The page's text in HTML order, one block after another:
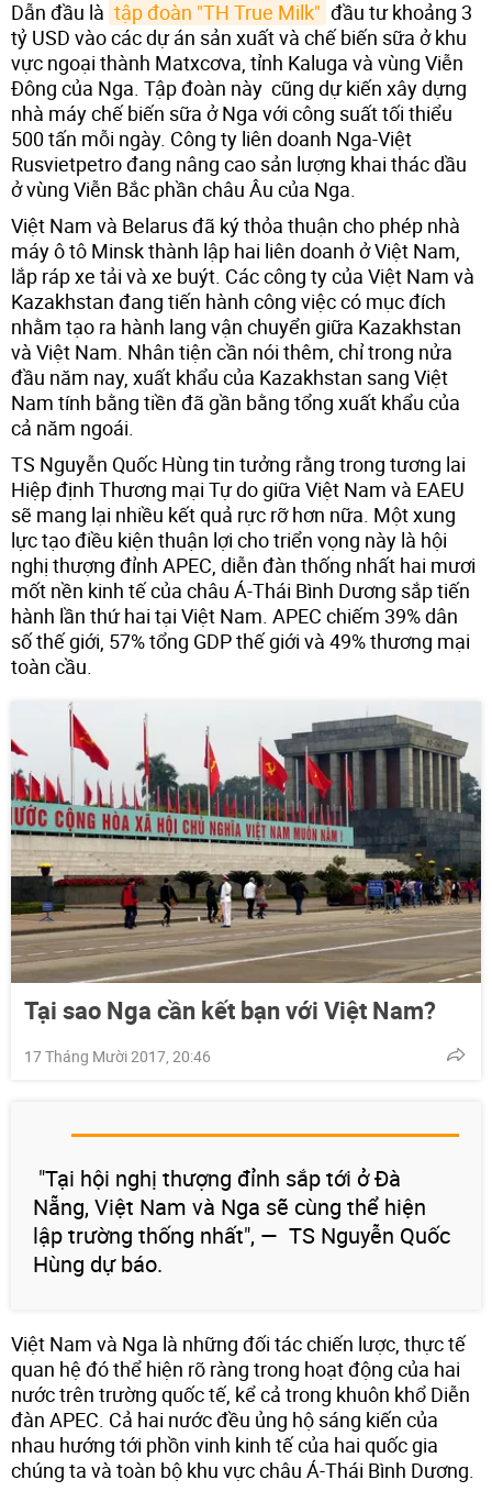
Dẫn đầu là tập đoàn "TH True Milk" đầu tư khoảng 3
tỷ USD vào các dự án sản xuất và chế biến sữa ở khu
vực ngoại thành Matxcơva, tỉnh Kaluga và vùng Viễn
Đông của Nga. Tập đoàn này cũng dự kiến xây dựng
nhà máy chế biến sữa ở Nga với công suất tối thiểu
500 tấn mỗi ngày. Công ty liên doanh Nga-Việt
Rusvietpetro đang nâng cao sản lượng khai thác dầu
ở vùng Viễn Bắc phần châu Âu của Nga.
Việt Nam và Belarus đã ký thỏa thuận cho phép nhà
máy ô tô Minsk thành lập hai liên doanh ở Việt Nam,
lắp ráp xe tải và xe buýt. Các công ty của Việt Nam và
Kazakhstan đang tiến hành công việc có mục đích
nhằm tạo ra hành lang vận chuyển giữa Kazakhstan
và Việt Nam. Nhân tiện cần nói thêm, chỉ trong nửa
đầu năm nay, xuất khẩu của Kazakhstan sang Việt
Nam tính bằng tiền đã gần bằng tổng xuất khẩu của
cả năm ngoái.
TS Nguyễn Quốc Hùng tin tưởng rằng trong tương lai
Hiệp định Thương mại Tự do giữa Việt Nam và EAEU
sẽ mang lại nhiều kết quả rực rỡ hơn nữa. Một xung
lực tạo điều kiện thuận lợi cho triển vọng này là hội
nghị thượng đỉnh APEC, diễn đàn thống nhất hai mươi
mốt nền kinh tế của châu Á-Thái Bình Dương sắp tiến
hành lần thứ hai tại Việt Nam. APEC chiếm 39% dân
số thế giới, 57% tổng GDP thế giới và 49% thương mại
toàn cầu.
Tại sao Nga cần kết bạn với Việt Nam?
17 Tháng Mười 2017, 20:46
"Tại hội nghị thượng đỉnh sắp tới ở Đà
Nẵng, Việt Nam và Nga sẽ cùng thể hiện
lập trường thống nhất", — TS Nguyễn Quốc
Hùng dự báo.
Việt Nam và Nga là những đối tác chiến lược, thực tế
quan hệ đó thể hiện rõ ràng trong hoạt động của hai
nước trên trường quốc tế, kể cả trong khuôn khổ Diễn
đàn APEC. Cả hai nước đều ủng hộ sáng kiến ​​của
nhau hướng tới phồn vinh kinh tế của hai quốc gia
chúng ta và toàn bộ khu vực châu Á-Thái Bình Dương.